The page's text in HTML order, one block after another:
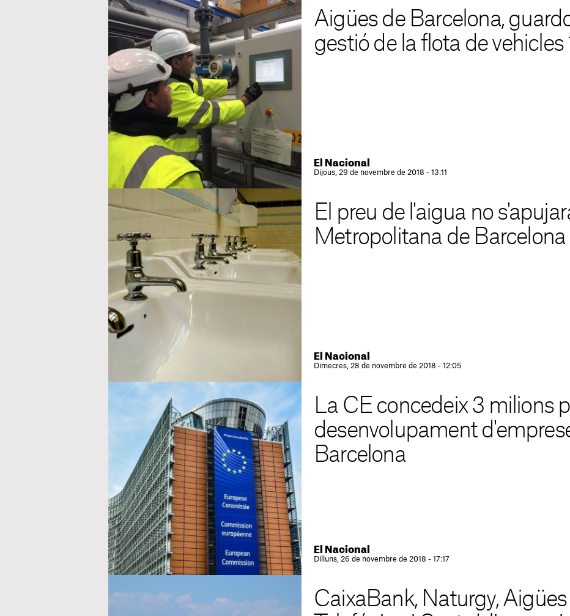
Aigües de Barcelona,
gestió de la flota de
El Nacional
Dijous, 29 de novembre de 2018 - 13:11
El preu de l'aigua no
Metropolitana de Barcelona
El Nacional
Dimecres, 28 de novembre de 2018 - 12:05
La CE concedeix 3 milions
desenvolupament
Barcelona
El Nacional
Dilluns, 26 de novembre de 2018 - 17:17
CaixaBank, Naturgy,